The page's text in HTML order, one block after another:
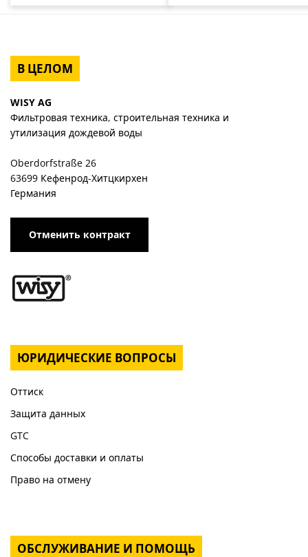
В ЦЕЛОМ
WISY AG
Фильтровая техника, строительная техника и
утилизация дождевой воды
Oberdorfstraße 26
63699 Кефенрод-Хитцкирхен
Германия
Отменить контракт
ЮРИДИЧЕСКИЕ ВОПРОСЫ
Оттиск
Защита данных
GTC
Способы доставки и оплаты
Право на отмену
ОБСЛУЖИВАНИЕ И ПОМОЩЬ